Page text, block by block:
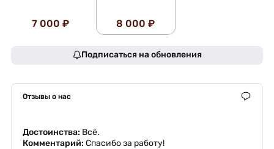
7 000 ₽ 8 000 ₽
Подписаться на обновления
Отзывы о нас
Достоинства: Всё.
Комментарий: Спасибо за работу!